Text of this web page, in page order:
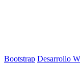
Bootstrap Desarrollo